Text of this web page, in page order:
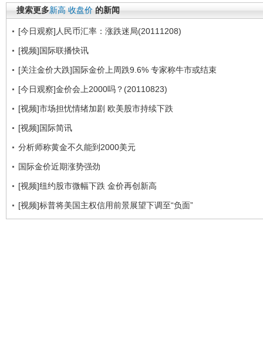
搜索更多新高 收盘价 的新闻
[今日观察]人民币汇率：涨跌迷局(20111208)
[视频]国际联播快讯
[关注金价大跌]国际金价上周跌9.6% 专家称牛市或结束
[今日观察]金价会上2000吗？(20110823)
[视频]市场担忧情绪加剧 欧美股市持续下跌
[视频]国际简讯
分析师称黄金不久能到2000美元
国际金价近期涨势强劲
[视频]纽约股市微幅下跌 金价再创新高
[视频]标普将美国主权信用前景展望下调至“负面”